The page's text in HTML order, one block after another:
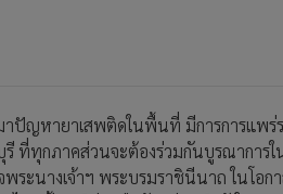
ปัญหายาเสพติดในพื้นที่ มีการการแพร่
ที่ทุกภาคส่วนจะต้องร่วมกันบูรณาการใ
พระนางเจ้าฯ พระบรมราชินีนาถ ในโ